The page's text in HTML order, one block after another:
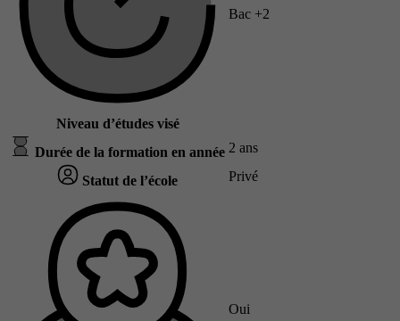
Niveau d’études visé
Bac +2
Durée de la formation en année 2 ans
Statut de l’école Privé
Oui